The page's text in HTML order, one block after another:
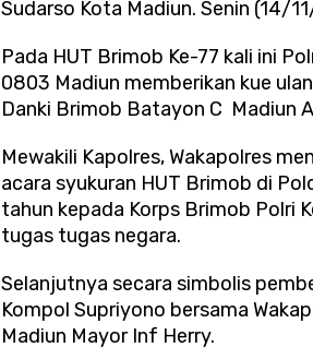
Sudarso Kota Madiun. Senin (14/
Pada HUT Brimob Ke-77 kali ini
0803 Madiun memberikan kue
Danki Brimob Batayon C Madiun
Mewakili Kapolres, Wakapolres
acara syukuran HUT Brimob di
tahun kepada Korps Brimob Polri
tugas tugas negara.
Selanjutnya secara simbolis
Kompol Supriyono bersama
Madiun Mayor Inf Herry.